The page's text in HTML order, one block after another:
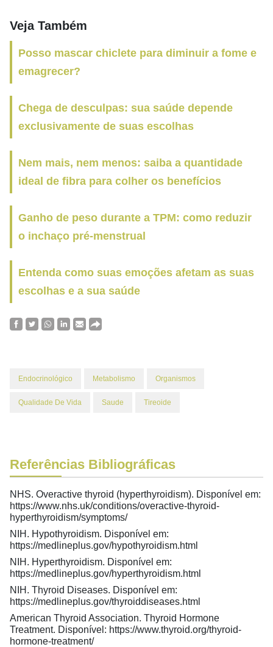
Veja Também
Posso mascar chiclete para diminuir a fome e
emagrecer?
Chega de desculpas: sua saúde depende
exclusivamente de suas escolhas
Nem mais, nem menos: saiba a quantidade
ideal de fibra para colher os benefícios
Ganho de peso durante a TPM: como reduzir
o inchaço pré-menstrual
Entenda como suas emoções afetam as suas
escolhas e a sua saúde
Endocrinológico Metabolismo Organismos
Qualidade De Vida Saude Tireoide
Referências Bibliográficas
NHS. Overactive thyroid (hyperthyroidism). Disponível em:
https://www.nhs.uk/conditions/overactive-thyroid-
hyperthyroidism/symptoms/
NIH. Hypothyroidism. Disponível em:
https://medlineplus.gov/hypothyroidism.html
NIH. Hyperthyroidism. Disponível em:
https://medlineplus.gov/hyperthyroidism.html
NIH. Thyroid Diseases. Disponível em:
https://medlineplus.gov/thyroiddiseases.html
American Thyroid Association. Thyroid Hormone
Treatment. Disponível: https://www.thyroid.org/thyroid-
hormone-treatment/